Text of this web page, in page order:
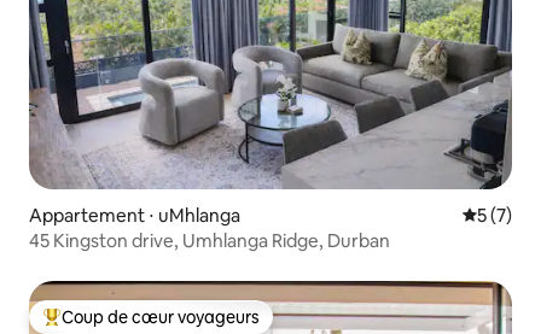
Appartement ⋅ uMhlanga
5 (7)
45 Kingston drive, Umhlanga Ridge, Durban
Coups de cœur voyageurs les plus appréciés
Coup de cœur voyageurs